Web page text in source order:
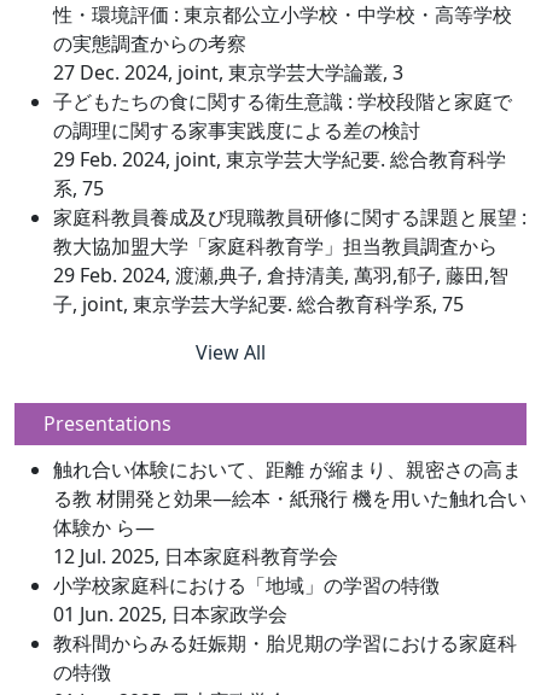
性・環境評価 : 東京都公立小学校・中学校・高等学校
の実態調査からの考察
27 Dec. 2024, joint, 東京学芸大学論叢, 3
子どもたちの食に関する衛生意識 : 学校段階と家庭で
の調理に関する家事実践度による差の検討
29 Feb. 2024, joint, 東京学芸大学紀要. 総合教育科学
系, 75
家庭科教員養成及び現職教員研修に関する課題と展望 :
教大協加盟大学「家庭科教育学」担当教員調査から
29 Feb. 2024, 渡瀬,典子, 倉持清美, 萬羽,郁子, 藤田,智
子, joint, 東京学芸大学紀要. 総合教育科学系, 75
View All
Presentations
触れ合い体験において、距離 が縮まり、親密さの高ま
る教 材開発と効果―絵本・紙飛行 機を用いた触れ合い
体験か ら―
12 Jul. 2025, 日本家庭科教育学会
小学校家庭科における「地域」の学習の特徴
01 Jun. 2025, 日本家政学会
教科間からみる妊娠期・胎児期の学習における家庭科
の特徴